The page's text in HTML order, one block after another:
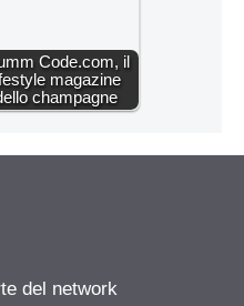
Code.com, il
magazine
champagne
del network